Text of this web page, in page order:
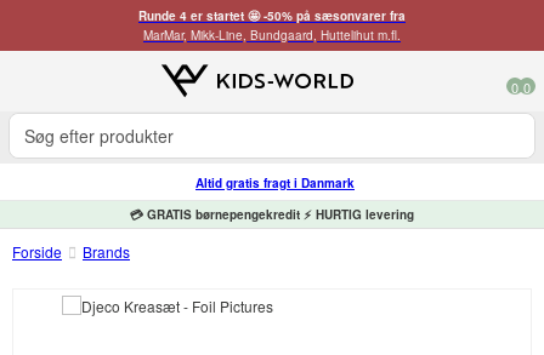
Runde 4 er startet 🤩 -50% på sæsonvarer fra
MarMar, Mikk-Line, Bundgaard, Huttelihut m.fl.
0 0
Altid gratis fragt i Danmark
💳 GRATIS børnepengekredit ⚡ HURTIG levering
Forside Brands